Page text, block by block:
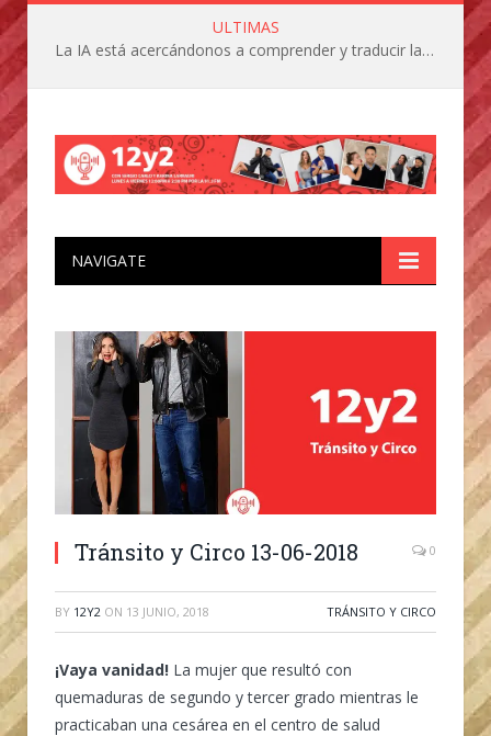
ULTIMAS
La IA está acercándonos a comprender y traducir las vocalizaciones y comportamientos de nuestras mascotas
NAVIGATE
Tránsito y Circo 13-06-2018 0
BY 12Y2 ON 13 JUNIO, 2018 TRÁNSITO Y CIRCO
¡Vaya vanidad! La mujer que resultó con
quemaduras de segundo y tercer grado mientras le
practicaban una cesárea en el centro de salud